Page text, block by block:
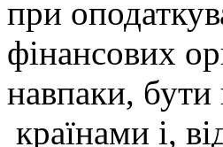
при
фінансових
навпаки,
країнами і,